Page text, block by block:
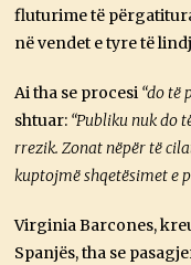
fluturime të
në vendet e tyre të
Ai tha se procesi “do të
shtuar: “Publiku nuk do
rrezik. Zonat nëpër të
kuptojmë shqetësimet e
Virginia Barcones,
Spanjës, tha se